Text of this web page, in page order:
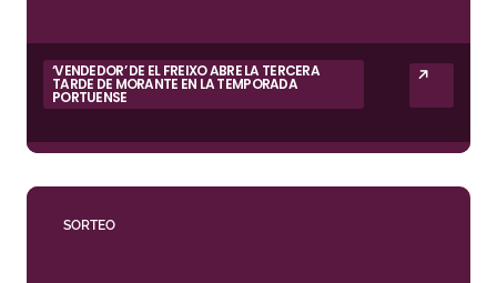
‘VENDEDOR’ DE EL FREIXO ABRE LA TERCERA
TARDE DE MORANTE EN LA TEMPORADA
PORTUENSE
SORTEO